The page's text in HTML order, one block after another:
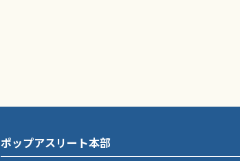
ポップアスリート本部